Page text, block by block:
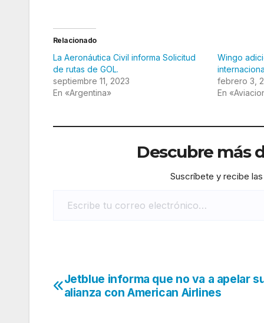
Relacionado
La Aeronáutica Civil informa Solicitud
de rutas de GOL.
septiembre 11, 2023
En «Argentina»
Wingo
febrero 3,
En
Descubre más
Suscríbete y recibe
Navegación
Jetblue informa que no va a apelar
alianza con American Airlines